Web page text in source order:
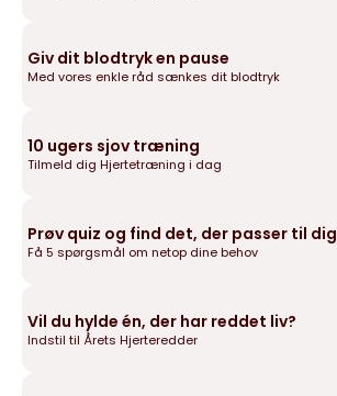
Giv dit blodtryk en pause
Med vores enkle råd sænkes dit blodtryk
10 ugers sjov træning
Tilmeld dig Hjertetræning i dag
Prøv quiz og find det, der passer til dig
Få 5 spørgsmål om netop dine behov
Vil du hylde én, der har reddet liv?
Indstil til Årets Hjerteredder